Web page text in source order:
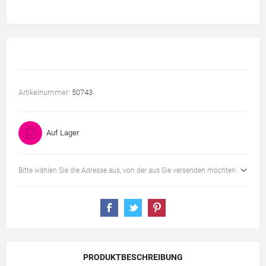
Artikelnummer: 50743
Auf Lager
Bitte wählen Sie die Adresse aus, von der aus Sie versenden möchten
PRODUKTBESCHREIBUNG